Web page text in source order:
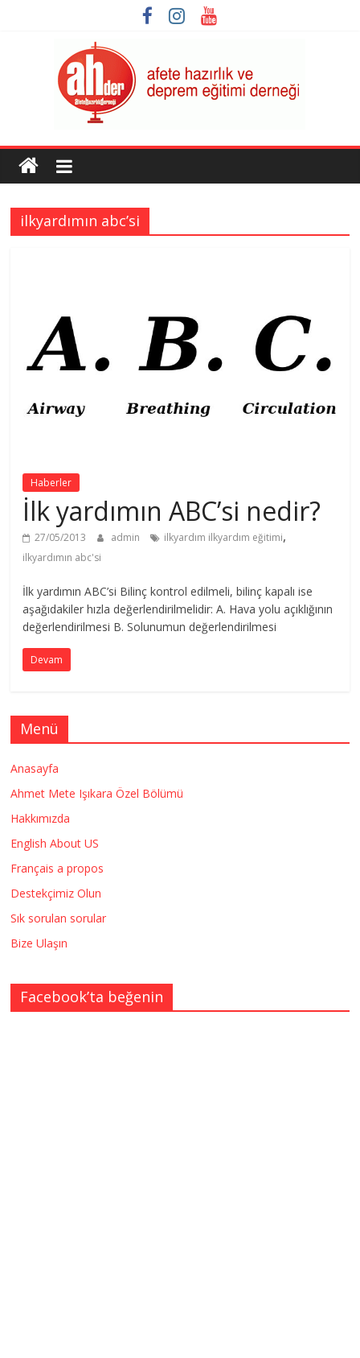
AHDER
Afete
ve
Deprem
ilkyardımın abc’si
Haberler
İlk yardımın ABC’si nedir?
27/05/2013 admin ilkyardım ilkyardım eğitimi,
ilkyardımın abc'si
İlk yardımın ABC’si Bilinç kontrol edilmeli, bilinç kapalı ise
aşağıdakiler hızla değerlendirilmelidir: A. Hava yolu açıklığının
değerlendirilmesi B. Solunumun değerlendirilmesi
Devam
Menü
Anasayfa
Ahmet Mete Işıkara Özel Bölümü
Hakkımızda
English About US
Français a propos
Destekçimiz Olun
Sık sorulan sorular
Bize Ulaşın
Facebook’ta beğenin